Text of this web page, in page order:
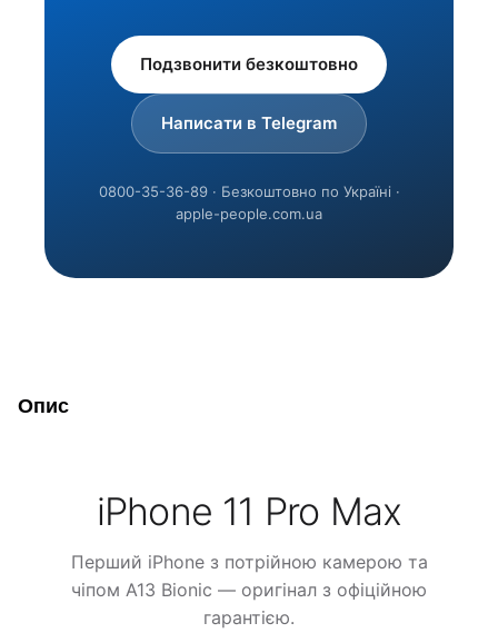
Подзвонити безкоштовно
Написати в Telegram
0800-35-36-89 · Безкоштовно по Україні ·
apple-people.com.ua
Опис
iPhone 11 Pro Max
Перший iPhone з потрійною камерою та
чіпом A13 Bionic — оригінал з офіційною
гарантією.